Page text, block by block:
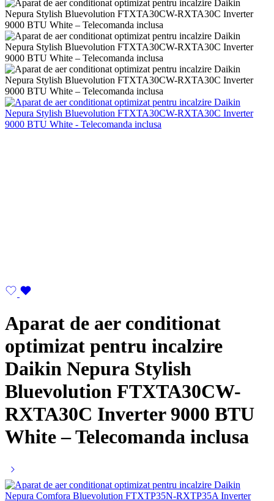
Aparat de aer conditionat
optimizat pentru incalzire
Daikin Nepura Stylish
Bluevolution FTXTA30CW-
RXTA30C Inverter 9000 BTU
White – Telecomanda inclusa